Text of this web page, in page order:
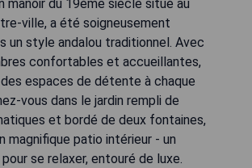
manoir du 19ème siècle situé au
ville, a été soigneusement
un style andalou traditionnel. Avec
confortables et accueillantes,
espaces de détente à chaque
vous dans le jardin rempli de
et bordé de deux fontaines,
magnifique patio intérieur - un
se relaxer, entouré de luxe.